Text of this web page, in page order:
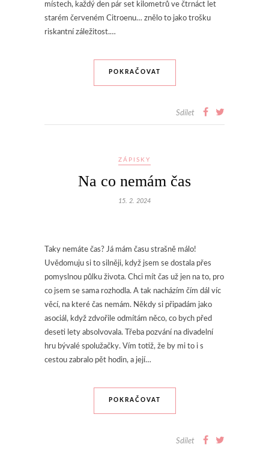
místech, každý den pár set kilometrů ve čtrnáct let
starém červeném Citroenu… znělo to jako trošku
riskantní záležitost.…
POKRAČOVAT
Sdílet
ZÁPISKY
Na co nemám čas
15. 2. 2024
Taky nemáte čas? Já mám času strašně málo!
Uvědomuju si to silněji, když jsem se dostala přes
pomyslnou půlku života. Chci mít čas už jen na to, pro
co jsem se sama rozhodla. A tak nacházím čím dál víc
věcí, na které čas nemám. Někdy si připadám jako
asociál, když zdvořile odmítám něco, co bych před
deseti lety absolvovala. Třeba pozvání na divadelní
hru bývalé spolužačky. Vím totiž, že by mi to i s
cestou zabralo pět hodin, a její…
POKRAČOVAT
Sdílet